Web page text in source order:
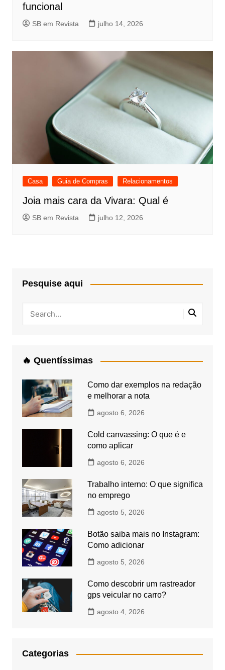
funcional
SB em Revista julho 14, 2026
Casa Guia de Compras Relacionamentos
Joia mais cara da Vivara: Qual é
SB em Revista julho 12, 2026
Pesquise aqui
🔥 Quentíssimas
Como dar exemplos na redação
e melhorar a nota
agosto 6, 2026
Cold canvassing: O que é e
como aplicar
agosto 6, 2026
Trabalho interno: O que significa
no emprego
agosto 5, 2026
Botão saiba mais no Instagram:
Como adicionar
agosto 5, 2026
Como descobrir um rastreador
gps veicular no carro?
agosto 4, 2026
Categorias